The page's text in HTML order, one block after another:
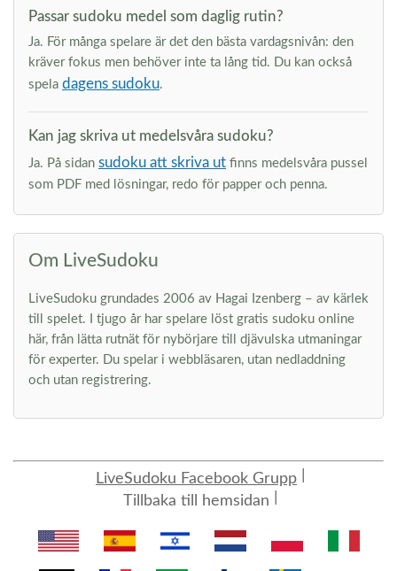
Passar sudoku medel som daglig rutin?
Ja. För många spelare är det den bästa vardagsnivån: den
kräver fokus men behöver inte ta lång tid. Du kan också
spela dagens sudoku.
Kan jag skriva ut medelsvåra sudoku?
Ja. På sidan sudoku att skriva ut finns medelsvåra pussel
som PDF med lösningar, redo för papper och penna.
Om LiveSudoku
LiveSudoku grundades 2006 av Hagai Izenberg – av kärlek
till spelet. I tjugo år har spelare löst gratis sudoku online
här, från lätta rutnät för nybörjare till djävulska utmaningar
för experter. Du spelar i webbläsaren, utan nedladdning
och utan registrering.
LiveSudoku Facebook Grupp
Tillbaka till hemsidan